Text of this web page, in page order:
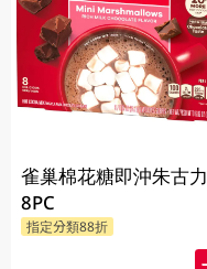
雀巢棉花糖即沖朱古力
8PC
指定分類88折